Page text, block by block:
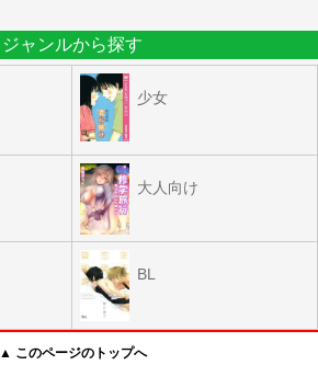
ジャンルから探す
少女
大人向け
BL
▲ このページのトップへ